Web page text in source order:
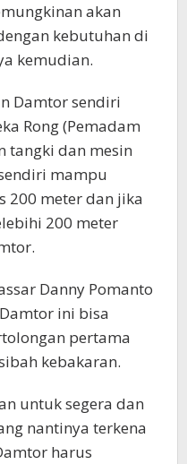
akan
kebutuhan di
kemudian.
Damtor sendiri
Rong (Pemadam
tangki dan mesin
mampu
200 meter dan jika
200 meter
Danny Pomanto
ini bisa
pertama
kebakaran.
untuk segera dan
nantinya terkena
harus